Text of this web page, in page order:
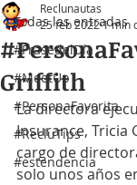
Todas las entradas
#FrasedelDía
#MeetUp
#PersonaFavorita
#RecluTips
#estendencia
Griffith
Reclunautas
25 feb 20221 min
La directora
Insurance, Tricia
cargo de
solo unos años